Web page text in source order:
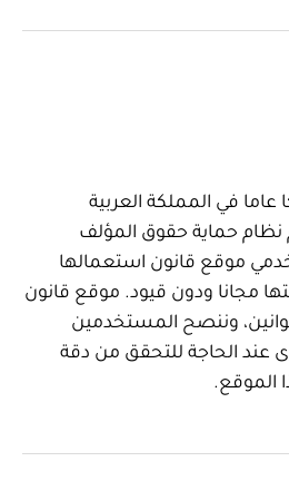
في المملكة العربية
حماية حقوق المؤلف
موقع قانون استعمالها
مجانا ودون قيود. موقع قانون
وننصح المستخدمين
عند الحاجة للتحقق من دقة
الموقع.